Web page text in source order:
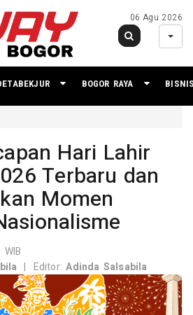
06 Agu 2026
BOGOR RAYA
Hari Lahir
Terbaru dan
Momen
| Editor:Adinda Salsabila